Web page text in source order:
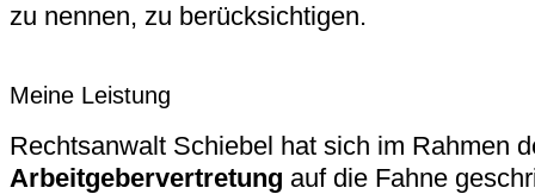
zu nennen, zu berücksichtigen.
Meine Leistung
Rechtsanwalt Schiebel hat sich im Rahmen
Arbeitgebervertretung auf die Fahne